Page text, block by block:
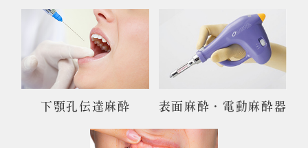
下顎孔伝達麻酔 表面麻酔・電動麻酔器